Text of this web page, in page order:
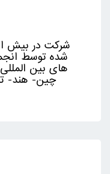
شرکت در بیش از
شده توسط
های بین
چین- هند-